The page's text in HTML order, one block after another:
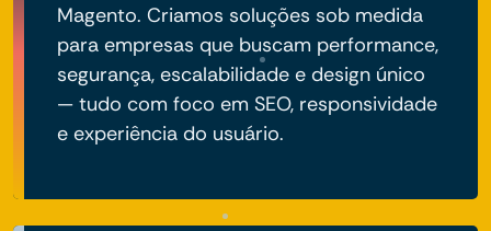
Magento. Criamos soluções sob medida
para empresas que buscam performance,
segurança, escalabilidade e design único
— tudo com foco em SEO, responsividade
e experiência do usuário.